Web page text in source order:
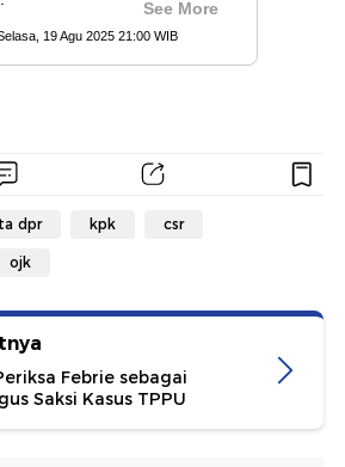
dpr kpk csr
ojk
Febrie sebagai
Saksi Kasus TPPU